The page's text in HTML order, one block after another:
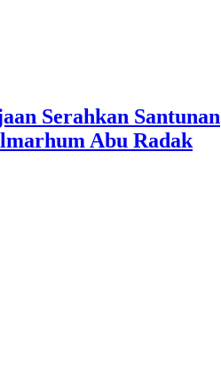
Serahkan Santunan
Abu Radak